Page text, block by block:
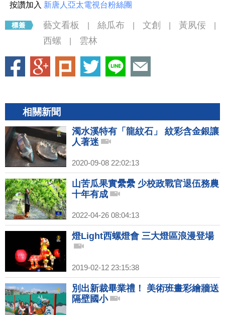
按讚加入 新唐人亞太電視台粉絲團
藝文看板 絲瓜布 文創 黃夙佞
西螺 雲林
相關新聞
濁水溪特有「龍紋石」 紋彩含金銀讓
人著迷
2020-09-08 22:02:13
山苦瓜果實纍纍 少校政戰官退伍務農
十年有成
2022-04-26 08:04:13
燈Light西螺燈會 三大燈區浪漫登場
2019-02-12 23:15:38
別出新裁畢業禮！ 美術班畫彩繪牆送
隔壁國小